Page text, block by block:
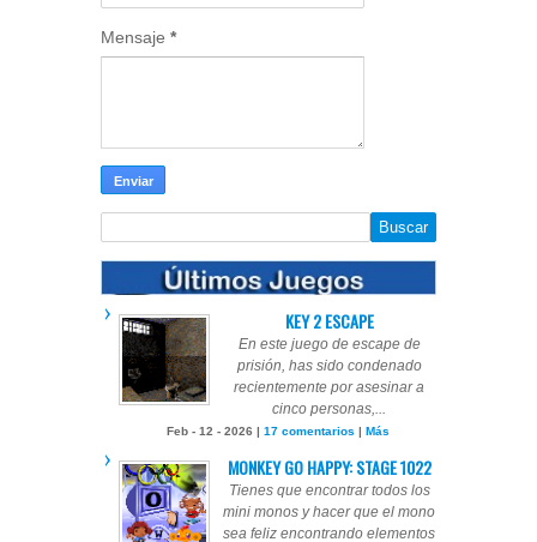
Mensaje *
KEY 2 ESCAPE
En este juego de escape de
prisión, has sido condenado
recientemente por asesinar a
cinco personas,...
Feb - 12 - 2026 | 17 comentarios | Más
MONKEY GO HAPPY: STAGE 1022
Tienes que encontrar todos los
mini monos y hacer que el mono
sea feliz encontrando elementos